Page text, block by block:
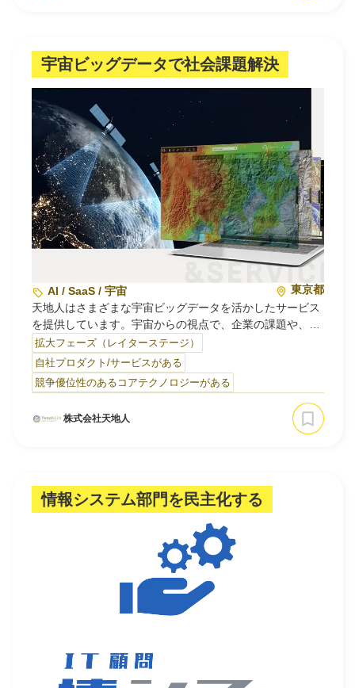
「ケミカン」の開発・提供〜
製造業の現場では、化学品は欠かせない存在です。一方
で、誤った管理は公害・健康被害・薬品事故につながるリ
スクがあり、企業には正確な記録・管理・評価が義務づけ
られています。
しかし現在も化学品管理は属人的なアナログ業務が中心。
IT化が遅れ、スペシャリス…
宇宙ビッグデータで社会課題解決
AI / SaaS / 宇宙
東京都
天地人はさまざまな宇宙ビッグデータを活かしたサービス
を提供しています。宇宙からの視点で、企業の課題や、地
球規模の環境問題・社会課題を解決します。
【宇宙から一歩先を行く企業の意思決定を加速するデジタ
ル地球儀】
天地人コンパスは、宇宙ビッグデータを活用した地球規模
の課題を解決できるオンラインGISプラットフォームで
〔 条件分…
拡大フェーズ（レイターステージ）
自社プロダクト/サービスがある
競争優位性のあるコアテクノロジーがある
株式会社天地人
情報システム部門を民主化する